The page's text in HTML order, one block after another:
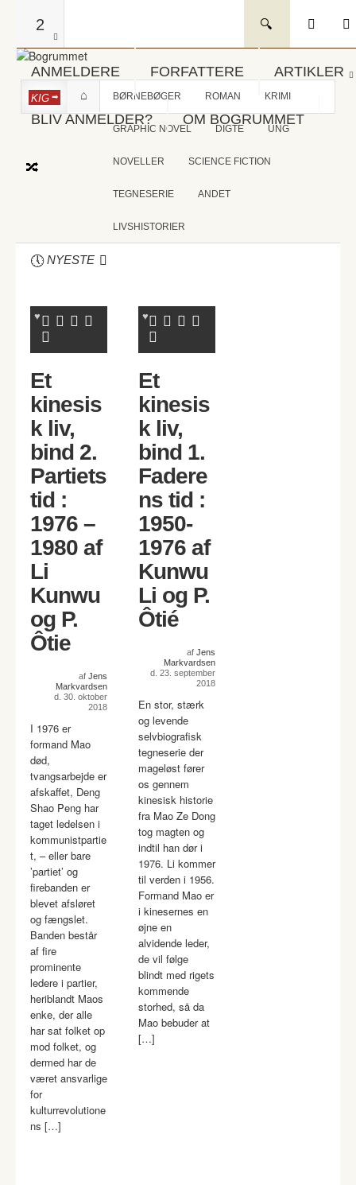
2
ANMELDERE FORFATTERE ARTIKLER
BLIV ANMELDER? OM BOGRUMMET
KIG BØRNEBØGER ROMAN KRIMI
GRAPHIC NOVEL DIGTE UNG
NOVELLER SCIENCE FICTION
TEGNESERIE ANDET
LIVSHISTORIER
NYESTE
Et
kinesis
k liv,
bind 2.
Partiets
tid :
1976 –
1980 af
Li
Kunwu
og P.
Ôtie
af Jens
Markvardsen
d. 30. oktober
2018
I 1976 er
formand Mao
død,
tvangsarbejde er
afskaffet, Deng
Shao Peng har
taget ledelsen i
kommunistpartie
t, – eller bare
’partiet’ og
firebanden er
blevet afsløret
og fængslet.
Banden består
af fire
prominente
ledere i partier,
heriblandt Maos
enke, der alle
har sat folket op
mod folket, og
dermed har de
været ansvarlige
for
kulturrevolutione
ns […]
Et
kinesis
k liv,
bind 1.
Fadere
ns tid :
1950-
1976 af
Kunwu
Li og P.
Ôtié
af Jens
Markvardsen
d. 23. september
2018
En stor, stærk
og levende
selvbiografisk
tegneserie der
mageløst fører
os gennem
kinesisk historie
fra Mao Ze Dong
tog magten og
indtil han dør i
1976. Li kommer
til verden i 1956.
Formand Mao er
i kinesernes en
øjne en
alvidende leder,
de vil følge
blindt med rigets
kommende
storhed, så da
Mao bebuder at
[…]